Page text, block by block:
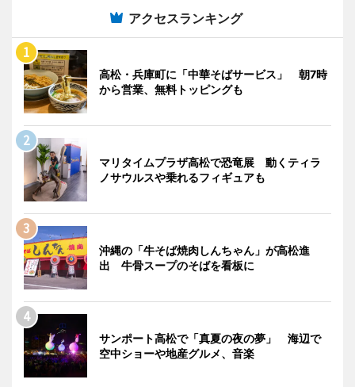
アクセスランキング
高松・兵庫町に「中華そばサービス」 朝7時
から営業、無料トッピングも
マリタイムプラザ高松で恐竜展 動くティラ
ノサウルスや乗れるフィギュアも
沖縄の「牛そば焼肉しんちゃん」が高松進
出 牛骨スープのそばを看板に
サンポート高松で「真夏の夜の夢」 海辺で
空中ショーや地産グルメ、音楽